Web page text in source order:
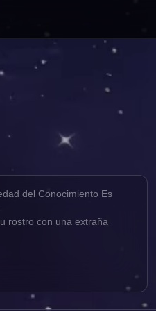
del Conocimiento Es
rostro con una extraña